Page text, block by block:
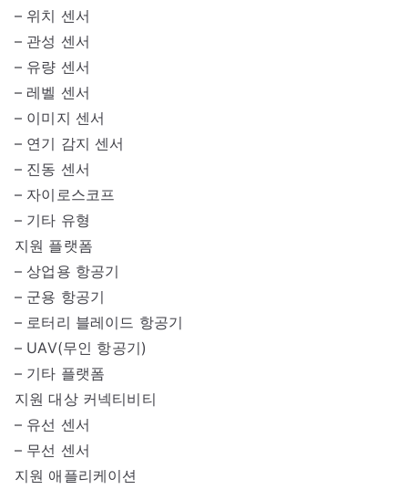
– 위치 센서
– 관성 센서
– 유량 센서
– 레벨 센서
– 이미지 센서
– 연기 감지 센서
– 진동 센서
– 자이로스코프
– 기타 유형
지원 플랫폼
– 상업용 항공기
– 군용 항공기
– 로터리 블레이드 항공기
– UAV(무인 항공기)
– 기타 플랫폼
지원 대상 커넥티비티
– 유선 센서
– 무선 센서
지원 애플리케이션